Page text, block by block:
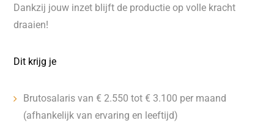
Dankzij jouw inzet blijft de productie op volle kracht
draaien!
Dit krijg je
Brutosalaris van € 2.550 tot € 3.100 per maand
(afhankelijk van ervaring en leeftijd)